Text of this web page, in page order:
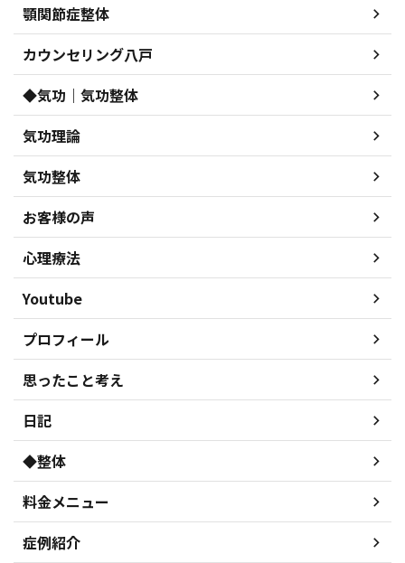
顎関節症整体
カウンセリング八戸
◆気功｜気功整体
気功理論
気功整体
お客様の声
心理療法
Youtube
プロフィール
思ったこと考え
日記
◆整体
料金メニュー
症例紹介